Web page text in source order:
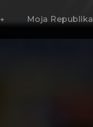
Moja Republika